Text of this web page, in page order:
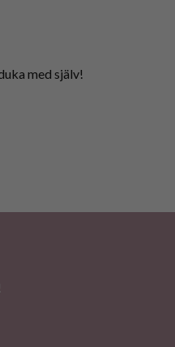
med själv!